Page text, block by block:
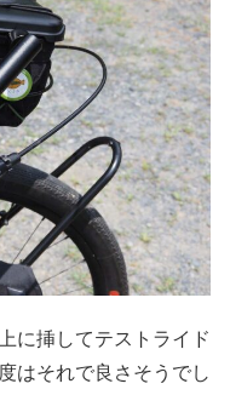
に挿してテストライド
はそれで良さそうでし